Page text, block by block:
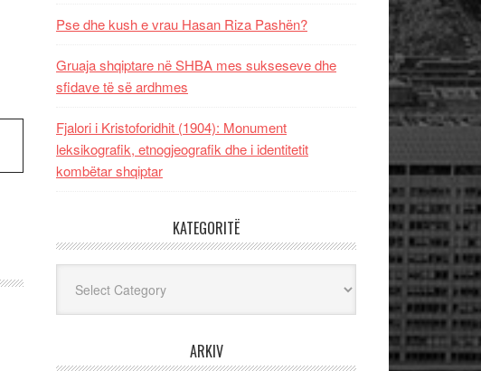
Pse dhe kush e vrau Hasan Riza Pashën?
Gruaja shqiptare në SHBA mes sukseseve dhe
sfidave të së ardhmes
Fjalori i Kristoforidhit (1904): Monument
leksikografik, etnogjeografik dhe i identitetit
kombëtar shqiptar
KATEGORITË
ARKIV